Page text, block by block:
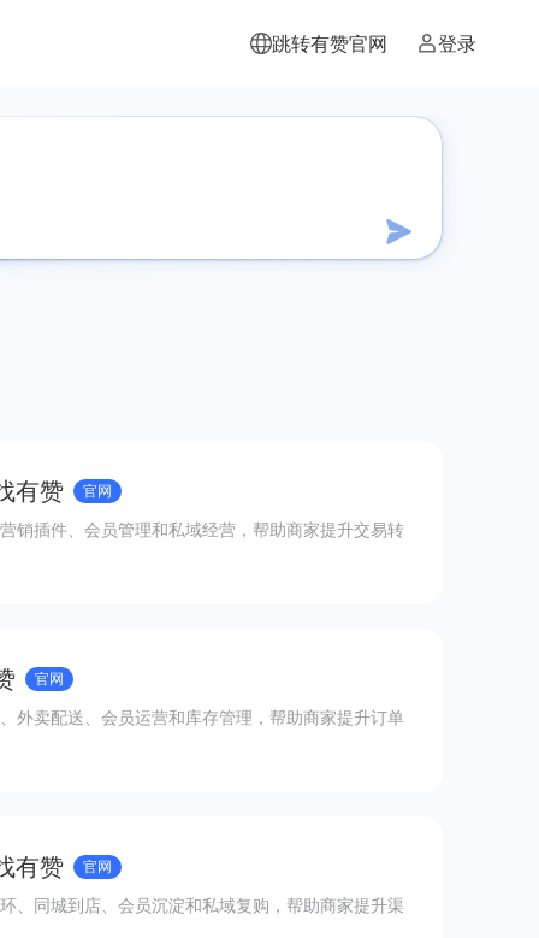
跳转有赞官网 登录
有赞 官网
销插件、会员管理和私域经营，帮助商家提升交易转
官网
外卖配送、会员运营和库存管理，帮助商家提升订单
有赞 官网
、同城到店、会员沉淀和私域复购，帮助商家提升渠